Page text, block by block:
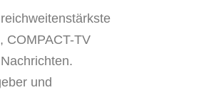
COMPACT-TV
und